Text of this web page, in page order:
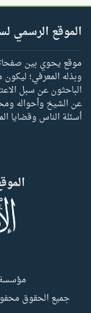
الموقع الرسمي
موقع يحوي بين
وبذله المعرفي؛ ليكون
الباحثون عن سبل
عن الشيخ وأحواله
أسئلة الناس وقضايا
مؤسسة
جميع الحقوق